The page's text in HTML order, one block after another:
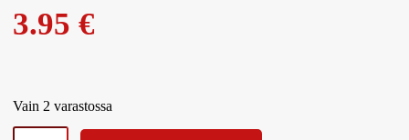
3.95€
Vain 2 varastossa